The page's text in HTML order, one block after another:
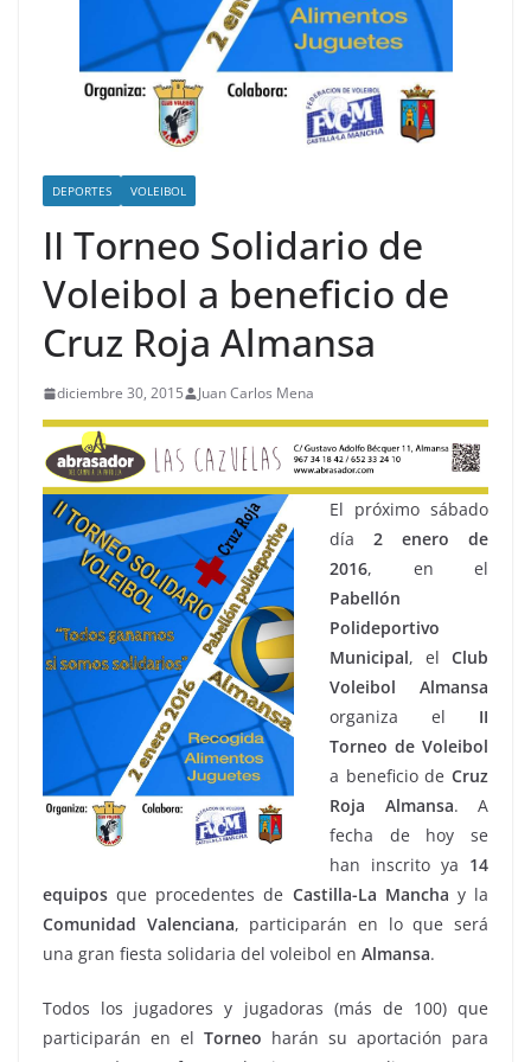
DEPORTES VOLEIBOL
II Torneo Solidario de
Voleibol a beneficio de
Cruz Roja Almansa
diciembre 30, 2015 Juan Carlos Mena
El próximo sábado
día 2 enero de
2016, en el
Pabellón
Polideportivo
Municipal, el Club
Voleibol Almansa
organiza el II
Torneo de Voleibol
a beneficio de Cruz
Roja Almansa. A
fecha de hoy se
han inscrito ya 14
equipos que procedentes de Castilla-La Mancha y la
Comunidad Valenciana, participarán en lo que será
una gran fiesta solidaria del voleibol en Almansa.
Todos los jugadores y jugadoras (más de 100) que
participarán en el Torneo harán su aportación para